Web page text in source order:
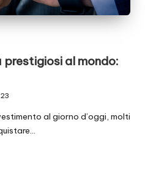
prestigiosi al mondo:
al giorno d’oggi, molti